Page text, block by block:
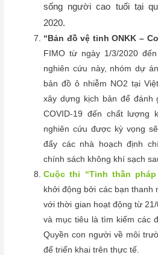
sống người cao tuổi tại
2020.
“Bản đồ vệ tinh ONKK –
FIMO từ ngày 1/3/2020
nghiên cứu này, nhóm dự
bản đồ ô nhiễm NO2 tại
xây dựng kịch bản để đánh
COVID-19 đến chất lượng
nghiên cứu được kỳ vọng
đẩy các nhà hoạch định
chính sách không khí sạch
Cuộc thi “Tinh thần pháp
khởi động bởi các bạn thanh
với thời gian hoạt động từ
và mục tiêu là tìm kiếm các
Quyền con người về môi
để triển khai trên thực tế.